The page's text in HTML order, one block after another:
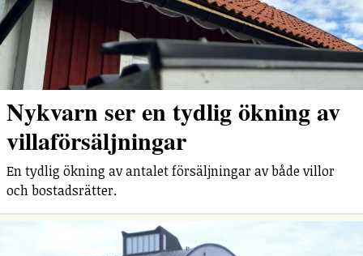
Nykvarn ser en tydlig ökning av
villaförsäljningar
En tydlig ökning av antalet försäljningar av både villor
och bostadsrätter.